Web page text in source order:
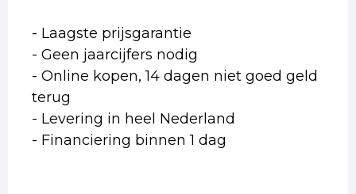
- Laagste prijsgarantie
- Geen jaarcijfers nodig
- Online kopen, 14 dagen niet goed geld
terug
- Levering in heel Nederland
- Financiering binnen 1 dag